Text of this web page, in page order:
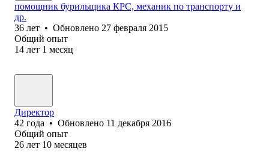
помощник бурильщика КРС, механик по транспорту и
др.
36 лет • Обновлено 27 февраля 2015
Общий опыт
14 лет 1 месяц
Директор
42 года • Обновлено 11 декабря 2016
Общий опыт
26 лет 10 месяцев